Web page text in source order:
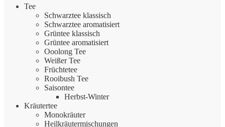
Tee
Schwarztee klassisch
Schwarztee aromatisiert
Grüntee klassisch
Grüntee aromatisiert
Ooolong Tee
Weißer Tee
Früchtetee
Rooibush Tee
Saisontee
Herbst-Winter
Kräutertee
Monokräuter
Heilkräutermischungen